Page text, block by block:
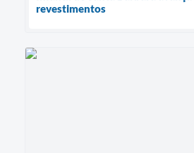
revestimentos